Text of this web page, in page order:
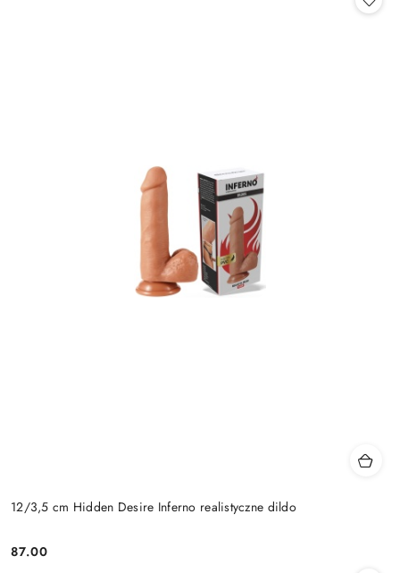
12/3,5 cm Hidden Desire Inferno realistyczne dildo
Cena:
87.00